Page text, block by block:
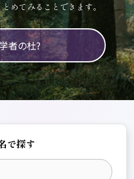
めてみることできます。
者の杜?
で探す